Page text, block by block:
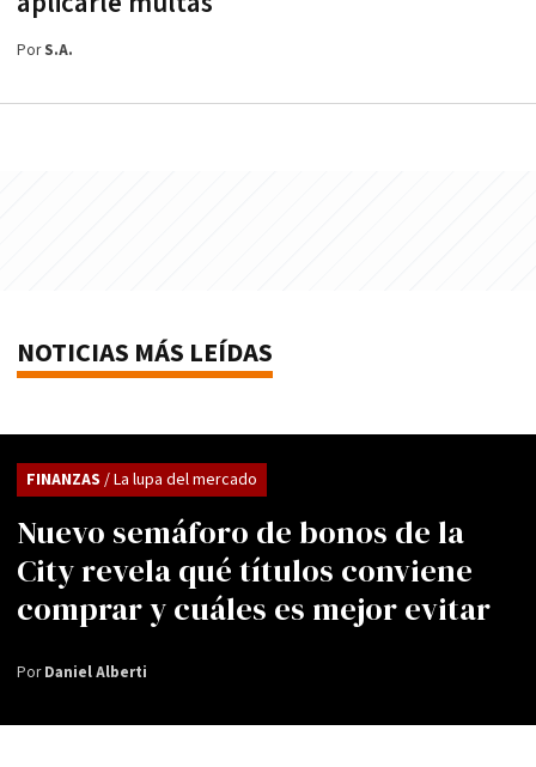
PorS.A.
NOTICIAS MÁS LEÍDAS
Nuevo semáforo de bonos de la
City revela qué títulos conviene
comprar y cuáles es mejor evitar
FINANZAS / La lupa del mercado
PorDaniel Alberti